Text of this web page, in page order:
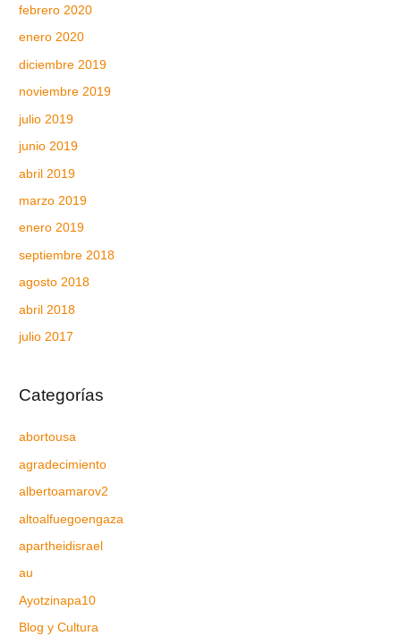
febrero 2020
enero 2020
diciembre 2019
noviembre 2019
julio 2019
junio 2019
abril 2019
marzo 2019
enero 2019
septiembre 2018
agosto 2018
abril 2018
julio 2017
Categorías
abortousa
agradecimiento
albertoamarov2
altoalfuegoengaza
apartheidisrael
au
Ayotzinapa10
Blog y Cultura